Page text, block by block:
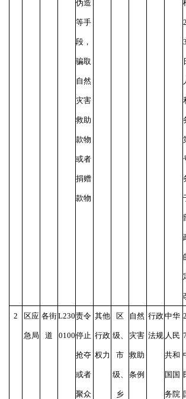
伪造
等手
段，
骗取
自然
灾害
救助
款物
或者
捐赠
款物
2 区应
急局
各街
道
L230
0100
责令
停止
抢夺
或者
聚众
其他
行政
权力
区
级、
市
级、
乡
自然
灾害
救助
条例
行政
法规
中华
人民
共和
国国
务院